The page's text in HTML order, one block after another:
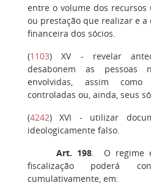
entre o volume dos recursos
ou prestação que realizar e a
financeira dos sócios.
(1103)XV- revelar
desabonem as pessoas
envolvidas, assim
controladas ou, ainda, seus
(4242)XVI - utilizar
ideologicamente falso.
Art. 198. O regime
fiscalização poderá
cumulativamente, em: